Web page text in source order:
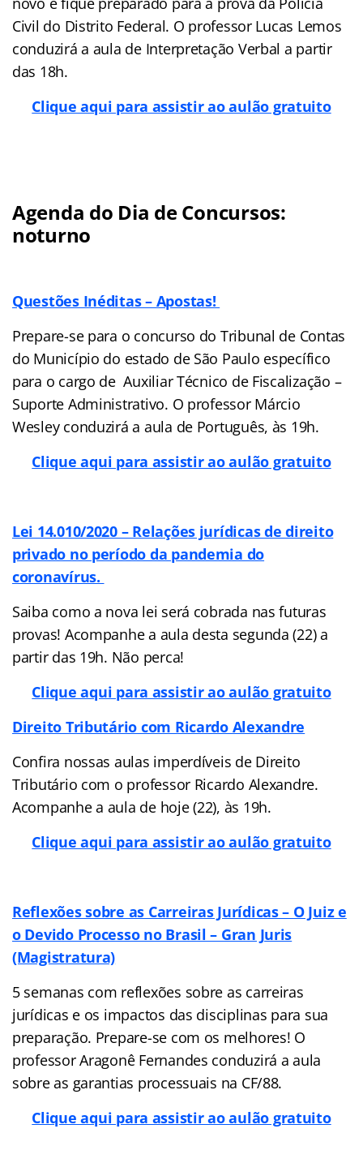
Civil do Distrito Federal. O professor Lucas Lemos
conduzirá a aula de Interpretação Verbal a partir
das 18h.
Clique aqui para assistir ao aulão gratuito
Agenda do Dia de Concursos:
noturno
Questões Inéditas – Apostas!
Prepare-se para o concurso do Tribunal de Contas
do Município do estado de São Paulo específico
para o cargo de Auxiliar Técnico de Fiscalização –
Suporte Administrativo. O professor Márcio
Wesley conduzirá a aula de Português, às 19h.
Clique aqui para assistir ao aulão gratuito
Lei 14.010/2020 – Relações jurídicas de direito
privado no período da pandemia do
coronavírus.
Saiba como a nova lei será cobrada nas futuras
provas! Acompanhe a aula desta segunda (22) a
partir das 19h. Não perca!
Clique aqui para assistir ao aulão gratuito
Direito Tributário com Ricardo Alexandre
Confira nossas aulas imperdíveis de Direito
Tributário com o professor Ricardo Alexandre.
Acompanhe a aula de hoje (22), às 19h.
Clique aqui para assistir ao aulão gratuito
Reflexões sobre as Carreiras Jurídicas – O Juiz e
o Devido Processo no Brasil – Gran Juris
(Magistratura)
5 semanas com reflexões sobre as carreiras
jurídicas e os impactos das disciplinas para sua
preparação. Prepare-se com os melhores! O
professor Aragonê Fernandes conduzirá a aula
sobre as garantias processuais na CF/88.
Clique aqui para assistir ao aulão gratuito